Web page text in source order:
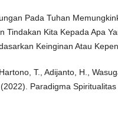
Pada Tuhan
Tindakan Kita Kepada Apa
Keinginan Atau
T., Adijanto, H.,
Paradigma